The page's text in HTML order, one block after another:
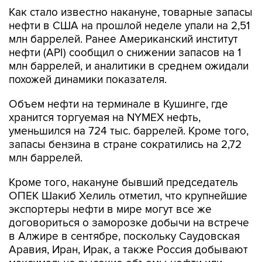
Как стало известно накануне, товарные запасы
нефти в США на прошлой неделе упали на 2,51
млн баррелей. Ранее Американский институт
нефти (API) сообщил о снижении запасов на 1
млн баррелей, и аналитики в среднем ожидали
похожей динамики показателя.
Объем нефти на терминале в Кушинге, где
хранится торгуемая на NYMEX нефть,
уменьшился на 724 тыс. баррелей. Кроме того,
запасы бензина в стране сократились на 2,72
млн баррелей.
Кроме того, накануне бывший председатель
ОПЕК Шакиб Хелиль отметил, что крупнейшие
экспортеры нефти в мире могут все же
договориться о заморозке добычи на встрече
в Алжире в сентябре, поскольку Саудовская
Аравия, Иран, Ирак, а также Россия добывают